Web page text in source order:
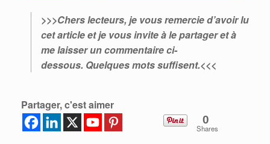
>>>Chers lecteurs, je vous remercie d’avoir lu
cet article et je vous invite à le partager et à
me laisser un commentaire ci-
dessous. Quelques mots suffisent.<<<
Partager, c'est aimer
0
Shares